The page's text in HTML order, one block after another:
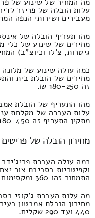
עלות הובלה של פריזר
מעבירים ושירותי הנפה המחיר זה 390 ולא
מהו תעריף הובלה של
מחירים של שינוע של כלי
גיטרות, צ'לו וכיוצ"ב) המחירון זה 510 וזה
כמה עולה שינוע של
מחירים של הובלת בית
זה 180-250 ₪.
מהו התעריף של הובלת
עלות העברה של מקלחת
מתקין התעריף זה 180-450 ₪.
מחירון הובלה של
כמה עולה העברת
וקפיטריות בסביבת צור
התמחור זהו 360 ומקסימום 240 שקלים.
מה עלות העברת ג'קוזי
מחירון הובלת אמבטון
440 ועד 290 שקלים.